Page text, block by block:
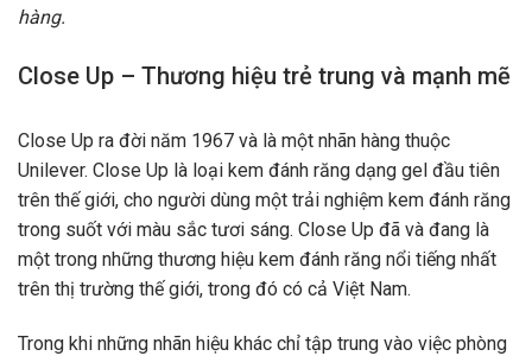
hàng.
Close Up – Thương hiệu trẻ trung và mạnh mẽ
Close Up ra đời năm 1967 và là một nhãn hàng thuộc
Unilever. Close Up là loại kem đánh răng dạng gel đầu tiên
trên thế giới, cho người dùng một trải nghiệm kem đánh răng
trong suốt với màu sắc tươi sáng. Close Up đã và đang là
một trong những thương hiệu kem đánh răng nổi tiếng nhất
trên thị trường thế giới, trong đó có cả Việt Nam.
Trong khi những nhãn hiệu khác chỉ tập trung vào việc phòng